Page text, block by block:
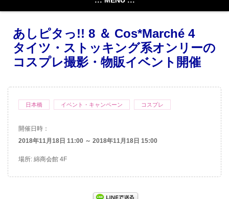
あしピタっ!! 8 ＆ Cos*Marché 4
タイツ・ストッキング系オンリーの
コスプレ撮影・物販イベント開催
日本橋 イベント・キャンペーン コスプレ
開催日時：
2018年11月18日 11:00 ～ 2018年11月18日 15:00
場所: 綿商会館 4F